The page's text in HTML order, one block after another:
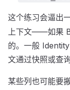
这个练习会逼出
上下文——如果
的。一般
文通过快照或查
某些列也可能要搬